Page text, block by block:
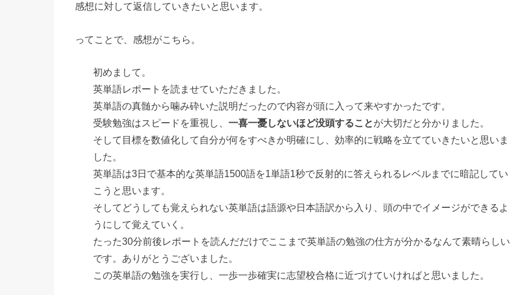
感想に対して返信していきたいと思います。
ってことで、感想がこちら。
初めまして。
英単語レポート を読ませていただきました。
英単語の真髄から噛み砕いた説明だったので内容が頭に入って来やすかったです。
受験勉強はスピードを重視し、 一喜一憂しないほど没頭することが大切だと分かりました。
そして目標を数値化して自分が何をすべきか明確にし、 効率的に戦略を立てていきたいと思いま
した。
英単語は3日で基本的な英単語1500語を1単語1秒で反射的に答えられるレベルまでに暗記してい
こうと思います。
そしてどうしても覚え られない英単語は語源や日本語訳から入り、 頭の中でイメージができるよ
うにして覚え ていく。
たった30分前後レポート を読んだだけでここまで英単語の勉強の仕方が分かるなんて素晴らしい
です。ありがとうございました。
この英単語の勉強を実行し、 一歩一歩確実に志望校合格に近づけていければと思いました。